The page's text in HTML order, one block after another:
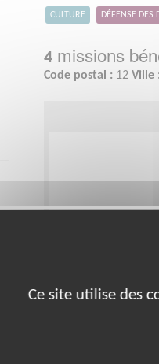
CULTURE DÉFENSE DES
4 missions
Code postal : 12 Ville
Facilitez les
BTP,
Ce site utilise des